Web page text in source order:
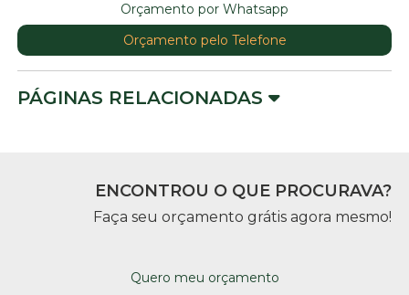
Orçamento por Whatsapp
Orçamento pelo Telefone
PÁGINAS RELACIONADAS
ENCONTROU O QUE PROCURAVA?
Faça seu orçamento grátis agora mesmo!
Quero meu orçamento